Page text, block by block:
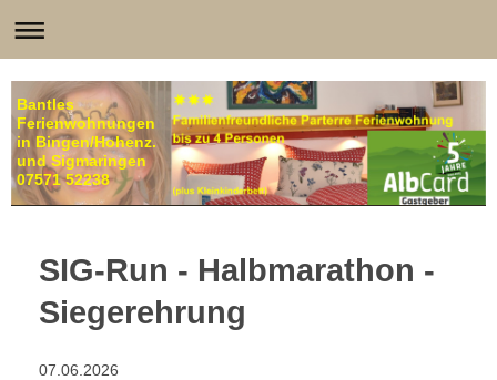
Bantles
Ferienwohnungen
in Bingen/Hohenz.
und Sigmaringen
07571 52238
SIG-Run - Halbmarathon -
Siegerehrung
07.06.2026